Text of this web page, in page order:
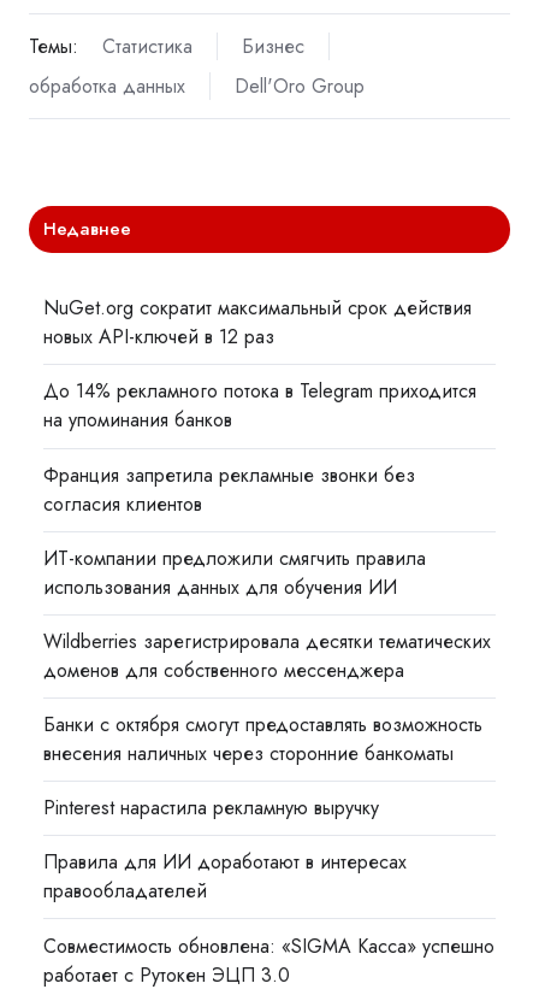
Темы: Статистика
Бизнес
обработка данных
Dell'Oro Group
Недавнее
NuGet.org сократит максимальный срок действия
новых API-ключей в 12 раз
До 14% рекламного потока в Telegram приходится
на упоминания банков
Франция запретила рекламные звонки без
согласия клиентов
ИТ-компании предложили смягчить правила
использования данных для обучения ИИ
Wildberries зарегистрировала десятки тематических
доменов для собственного мессенджера
Банки с октября смогут предоставлять возможность
внесения наличных через сторонние банкоматы
Pinterest нарастила рекламную выручку
Правила для ИИ доработают в интересах
правообладателей
Совместимость обновлена: «SIGMA Касса» успешно
работает с Рутокен ЭЦП 3.0